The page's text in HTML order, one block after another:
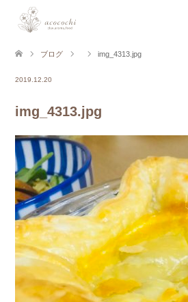
ブログ img_4313.jpg
2019.12.20
img_4313.jpg